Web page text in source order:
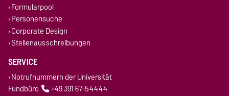
Formularpool
Personensuche
Corporate Design
Stellenausschreibungen
SERVICE
Notrufnummern der Universität
Fundbüro
+49 391 67-54444